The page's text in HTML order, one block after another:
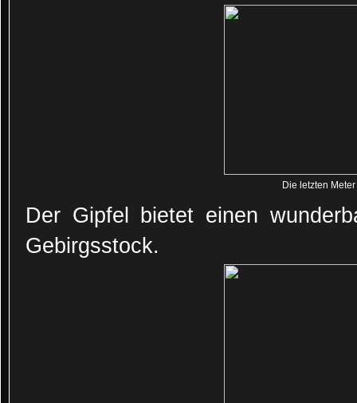
Die letzten
Der Gipfel bietet einen
Gebirgsstock.